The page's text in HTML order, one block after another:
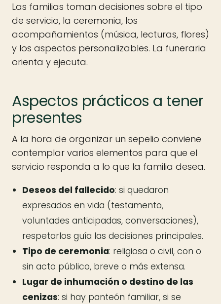
Las familias toman decisiones sobre el tipo
de servicio, la ceremonia, los
acompañamientos (música, lecturas, flores)
y los aspectos personalizables. La funeraria
orienta y ejecuta.
Aspectos prácticos a tener
presentes
A la hora de organizar un sepelio conviene
contemplar varios elementos para que el
servicio responda a lo que la familia desea.
Deseos del fallecido: si quedaron
expresados en vida (testamento,
voluntades anticipadas, conversaciones),
respetarlos guía las decisiones principales.
Tipo de ceremonia: religiosa o civil, con o
sin acto público, breve o más extensa.
Lugar de inhumación o destino de las
cenizas: si hay panteón familiar, si se